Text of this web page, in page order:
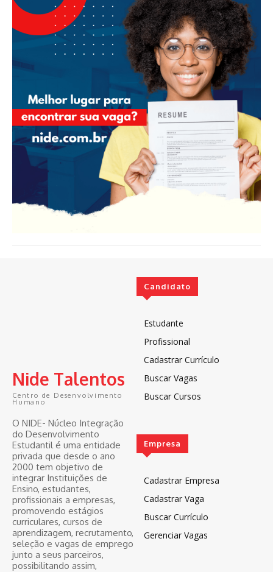
Nide Talentos
Centro de Desenvolvimento
Humano
O NIDE- Núcleo Integração
do Desenvolvimento
Estudantil é uma entidade
privada que desde o ano
2000 tem objetivo de
integrar Instituições de
Ensino, estudantes,
profissionais a empresas,
promovendo estágios
curriculares, cursos de
aprendizagem, recrutamento,
seleção e vagas de emprego
junto a seus parceiros,
possibilitando assim,
Candidato
Estudante
Profissional
Cadastrar Currículo
Buscar Vagas
Buscar Cursos
Empresa
Cadastrar Empresa
Cadastrar Vaga
Buscar Currículo
Gerenciar Vagas